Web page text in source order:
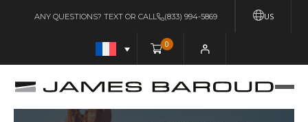
US
ANY QUESTIONS? TEXT OR CALL (833) 994-5869
0